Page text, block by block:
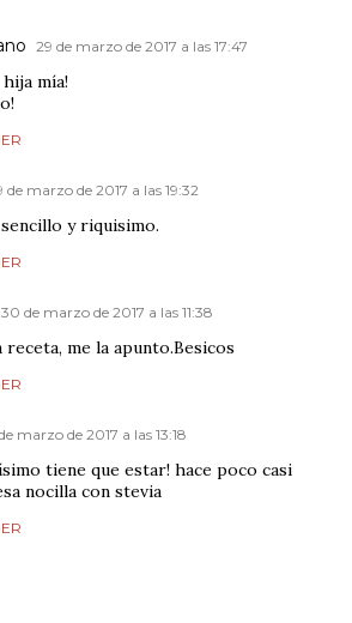
29 de marzo de 2017 a las 17:47
mía!
de marzo de 2017 a las 19:32
y riquisimo.
30 de marzo de 2017 a las 11:38
receta, me la apunto.Besicos
marzo de 2017 a las 13:18
tiene que estar! hace poco casi
nocilla con stevia